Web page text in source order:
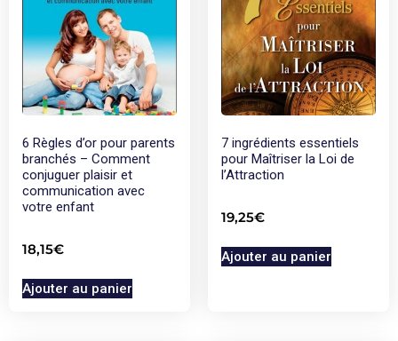
6 Règles d’or pour parents
branchés – Comment
conjuguer plaisir et
communication avec
votre enfant
18,15€
Ajouter au panier
7 ingrédients essentiels
pour Maîtriser la Loi de
l’Attraction
19,25€
Ajouter au panier